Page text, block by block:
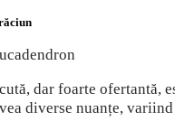
dar foarte ofertantă,
diverse nuanțe,